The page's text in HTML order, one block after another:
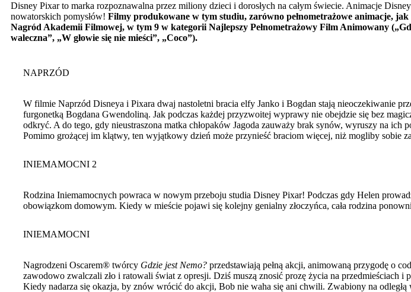
Disney Pixar to marka rozpoznawalna przez miliony dzieci i dorosłych na całym świecie. Animacje
nowatorskich pomysłów! Filmy produkowane w tym studiu, zarówno pełnometrażowe animacje,
Nagród Akademii Filmowej, w tym 9 w kategorii Najlepszy Pełnometrażowy Film Animowany
waleczna”, „W głowie się nie mieści”, „Coco”).
NAPRZÓD
W filmie Naprzód Disneya i Pixara dwaj nastoletni bracia elfy Janko i Bogdan stają nieoczekiwanie
furgonetką Bogdana Gwendoliną. Jak podczas każdej przyzwoitej wyprawy nie obejdzie się bez
odkryć. A do tego, gdy nieustraszona matka chłopaków Jagoda zauważy brak synów, wyruszy na
Pomimo grożącej im klątwy, ten wyjątkowy dzień może przynieść braciom więcej, niż mogliby sobie
INIEMAMOCNI 2
Rodzina Iniemamocnych powraca w nowym przeboju studia Disney Pixar! Podczas gdy Helen
obowiązkom domowym. Kiedy w mieście pojawi się kolejny genialny złoczyńca, cała rodzina
INIEMAMOCNI
Nagrodzeni Oscarem® twórcy Gdzie jest Nemo? przedstawiają pełną akcji, animowaną przygodę o
zawodowo zwalczali zło i ratowali świat z opresji. Dziś muszą znosić prozę życia na
Kiedy nadarza się okazja, by znów wrócić do akcji, Bob nie waha się ani chwili. Zwabiony na odległą